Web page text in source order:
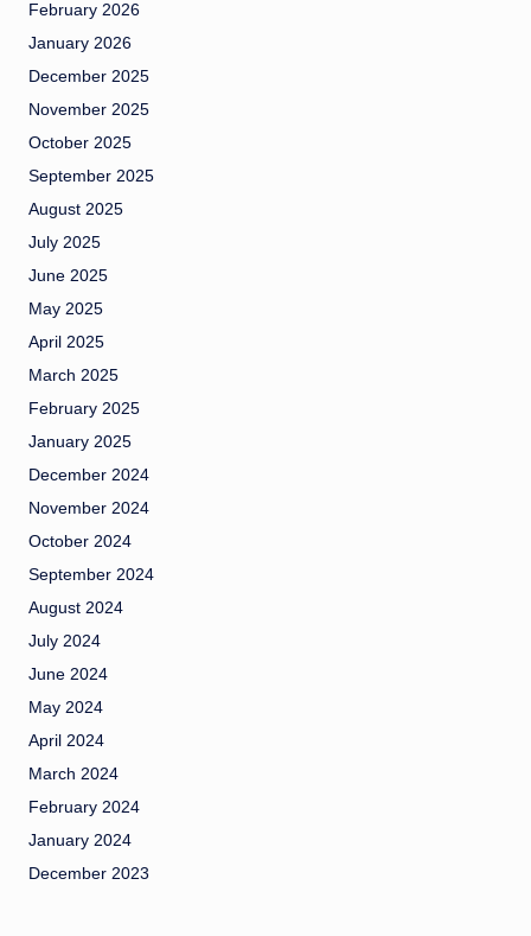
February 2026
January 2026
December 2025
November 2025
October 2025
September 2025
August 2025
July 2025
June 2025
May 2025
April 2025
March 2025
February 2025
January 2025
December 2024
November 2024
October 2024
September 2024
August 2024
July 2024
June 2024
May 2024
April 2024
March 2024
February 2024
January 2024
December 2023